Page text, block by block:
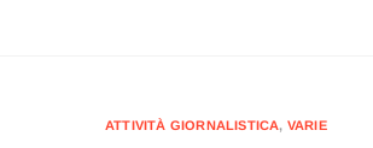
ATTIVITÀ GIORNALISTICA, VARIE